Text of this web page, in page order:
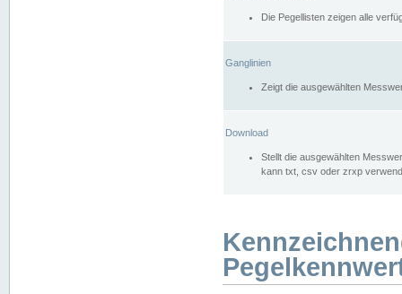
Die Pegellisten zeigen alle
Ganglinien
Zeigt die ausgewählten
Download
Stellt die ausgewählten
kann txt, csv oder zrxp